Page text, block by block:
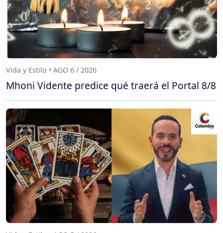
Vida y Estilo • AGO 6 / 2026
Mhoni Vidente predice qué traerá el Portal 8/8